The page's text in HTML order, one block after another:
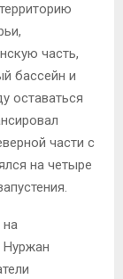
часть,
бассейн и
оставаться
части с
на четыре
на
Нуржан